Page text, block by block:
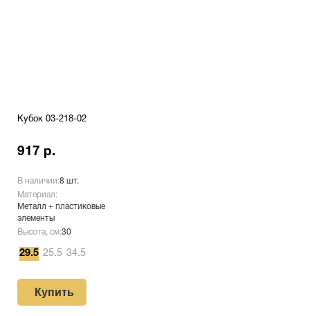
Кубок 03-218-02
917 р.
В наличии:8 шт.
Материал:
Металл + пластиковые
элементы
Высота, см:30
29.5 25.5 34.5
Купить